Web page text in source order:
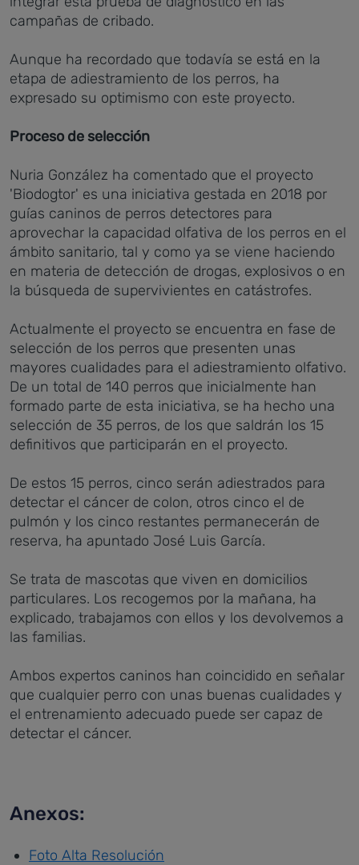
campañas de cribado.
Aunque ha recordado que todavía se está en la
etapa de adiestramiento de los perros, ha
expresado su optimismo con este proyecto.
Proceso de selección
Nuria González ha comentado que el proyecto
'Biodogtor' es una iniciativa gestada en 2018 por
guías caninos de perros detectores para
aprovechar la capacidad olfativa de los perros en el
ámbito sanitario, tal y como ya se viene haciendo
en materia de detección de drogas, explosivos o en
la búsqueda de supervivientes en catástrofes.
Actualmente el proyecto se encuentra en fase de
selección de los perros que presenten unas
mayores cualidades para el adiestramiento olfativo.
De un total de 140 perros que inicialmente han
formado parte de esta iniciativa, se ha hecho una
selección de 35 perros, de los que saldrán los 15
definitivos que participarán en el proyecto.
De estos 15 perros, cinco serán adiestrados para
detectar el cáncer de colon, otros cinco el de
pulmón y los cinco restantes permanecerán de
reserva, ha apuntado José Luis García.
Se trata de mascotas que viven en domicilios
particulares. Los recogemos por la mañana, ha
explicado, trabajamos con ellos y los devolvemos a
las familias.
Ambos expertos caninos han coincidido en señalar
que cualquier perro con unas buenas cualidades y
el entrenamiento adecuado puede ser capaz de
detectar el cáncer.
Anexos:
Foto Alta Resolución